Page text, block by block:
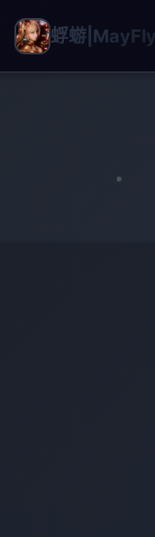
蜉蝣|MayFly